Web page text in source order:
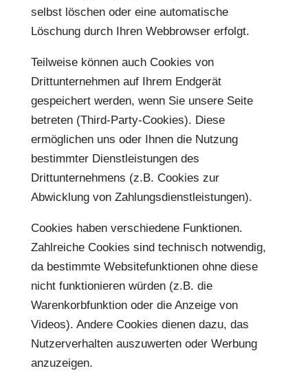
selbst löschen oder eine automatische
Löschung durch Ihren Webbrowser erfolgt.
Teilweise können auch Cookies von
Drittunternehmen auf Ihrem Endgerät
gespeichert werden, wenn Sie unsere Seite
betreten (Third-Party-Cookies). Diese
ermöglichen uns oder Ihnen die Nutzung
bestimmter Dienstleistungen des
Drittunternehmens (z.B. Cookies zur
Abwicklung von Zahlungsdienstleistungen).
Cookies haben verschiedene Funktionen.
Zahlreiche Cookies sind technisch notwendig,
da bestimmte Websitefunktionen ohne diese
nicht funktionieren würden (z.B. die
Warenkorbfunktion oder die Anzeige von
Videos). Andere Cookies dienen dazu, das
Nutzerverhalten auszuwerten oder Werbung
anzuzeigen.